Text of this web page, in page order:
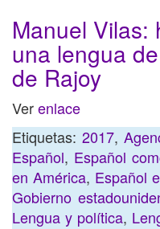
Manuel Vilas:
una lengua
de Rajoy
Verenlace
Etiquetas:2017,
Español, Español
en América, Español
Gobierno
Lengua y política,